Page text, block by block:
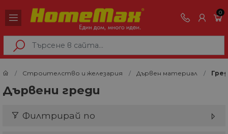
0
Строителство и железария Дървен материал
Дървени греди
Филтрирай по